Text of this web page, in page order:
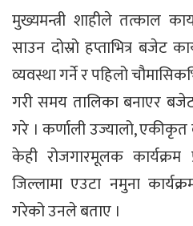
मुख्यमन्त्री शाहीले तत्काल
साउन दोस्रो हप्ताभित्र बजेट
व्यवस्था गर्ने र पहिलो
गरी समय तालिका बनाएर
गरे । कर्णाली उज्यालो,
केही रोजगारमूलक
जिल्लामा एउटा नमुना
गरेको उनले बताए ।